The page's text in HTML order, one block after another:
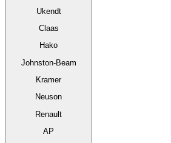
Ukendt
Claas
Hako
Johnston-Beam
Kramer
Neuson
Renault
AP